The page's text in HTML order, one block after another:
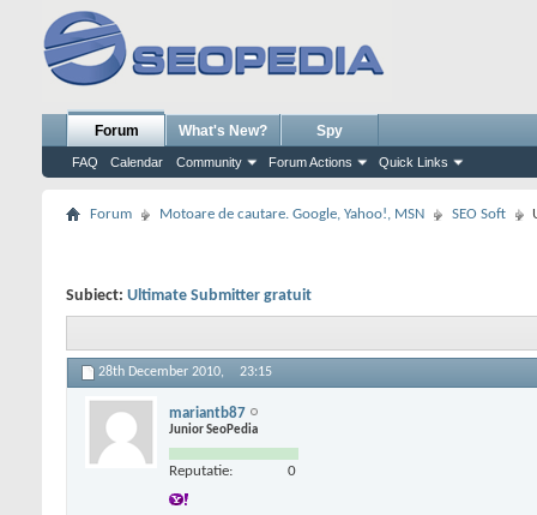
Forum
FAQ Calendar Community Forum Actions Quick Links
What's New? Spy
Forum Motoare de cautare. Google, Yahoo!, MSN SEO Soft
Subiect: Ultimate Submitter gratuit
28th December 2010, 23:15
mariantb87
Junior SeoPedia
Reputatie: 0